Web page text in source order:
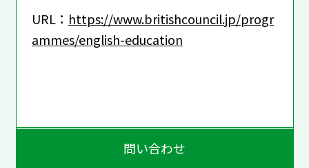
URL： https://www.britishcouncil.jp/progr
ammes/english-education
問い合わせ